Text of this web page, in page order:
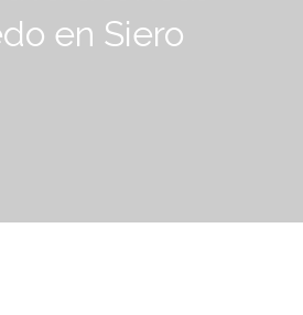
en Siero